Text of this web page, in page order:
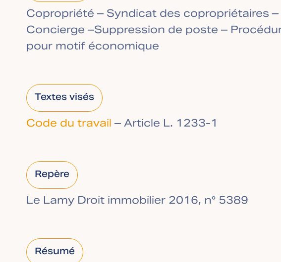
Copropriété – Syndicat des copropriétaires
Concierge –Suppression de poste –
pour motif économique
Textes visés
Code du travail– Article L. 1233-1
Repère
Le Lamy Droit immobilier 2016, n° 5389
Résumé